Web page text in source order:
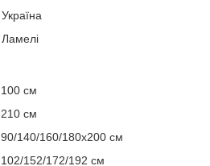
Україна
Ламелі
100 см
210 см
90/140/160/180х200 см
102/152/172/192 см